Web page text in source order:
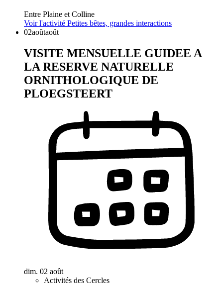
Entre Plaine et Colline
Voir l'activité Petites bêtes, grandes interactions
02aoûtaoût
VISITE MENSUELLE GUIDEE A
LA RESERVE NATURELLE
ORNITHOLOGIQUE DE
PLOEGSTEERT
dim. 02 août
Activités des Cercles